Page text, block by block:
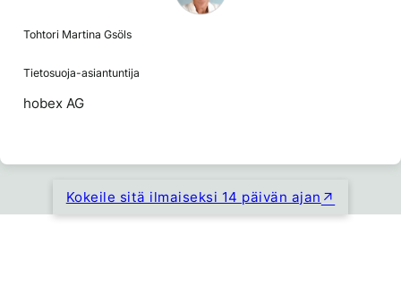
Tohtori Martina Gsöls
Tietosuoja-asiantuntija
hobex AG
Kokeile sitä ilmaiseksi 14 päivän ajan